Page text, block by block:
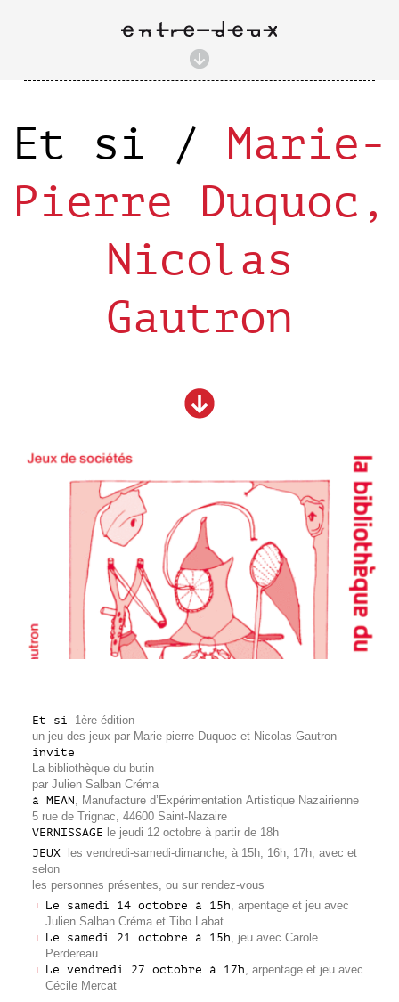
Et si / Marie-
Pierre Duquoc,
Nicolas
Gautron
Et si 1ère édition
un jeu des jeux par Marie-pierre Duquoc et Nicolas Gautron
invite
La bibliothèque du butin
par Julien Salban Créma
à MEAN , Manufacture d’Expérimentation Artistique Nazairienne
5 rue de Trignac, 44600 Saint-Nazaire
VERNISSAGE le jeudi 12 octobre à partir de 18h
JEUX les vendredi-samedi-dimanche, à 15h, 16h, 17h, avec et
selon
les personnes présentes, ou sur rendez-vous
Le samedi 14 octobre à 15h, arpentage et jeu avec
Julien Salban Créma et Tibo Labat
Le samedi 21 octobre à 15h, jeu avec Carole
Perdereau
Le vendredi 27 octobre à 17h, arpentage et jeu avec
Cécile Mercat